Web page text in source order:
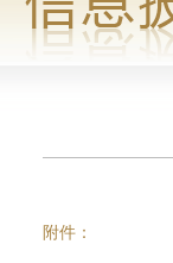
附件：